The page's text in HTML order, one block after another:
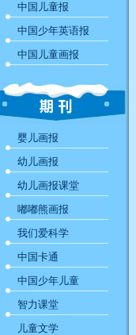
中国儿童报
中国少年英语报
中国儿童画报
婴儿画报
幼儿画报
幼儿画报课堂
嘟嘟熊画报
我们爱科学
中国卡通
中国少年儿童
智力课堂
儿童文学